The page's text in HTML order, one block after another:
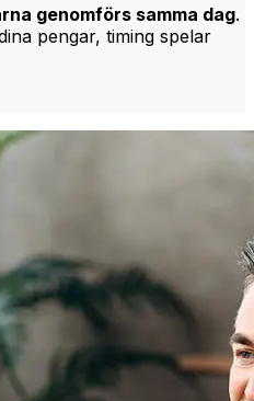
genomförs samma dag.
pengar, timing spelar